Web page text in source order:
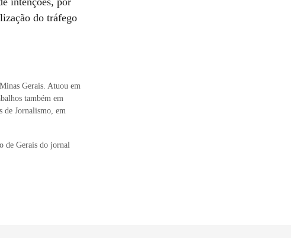
do tráfego
Gerais. Atuou em
também em
de Jornalismo, em
de Gerais do jornal